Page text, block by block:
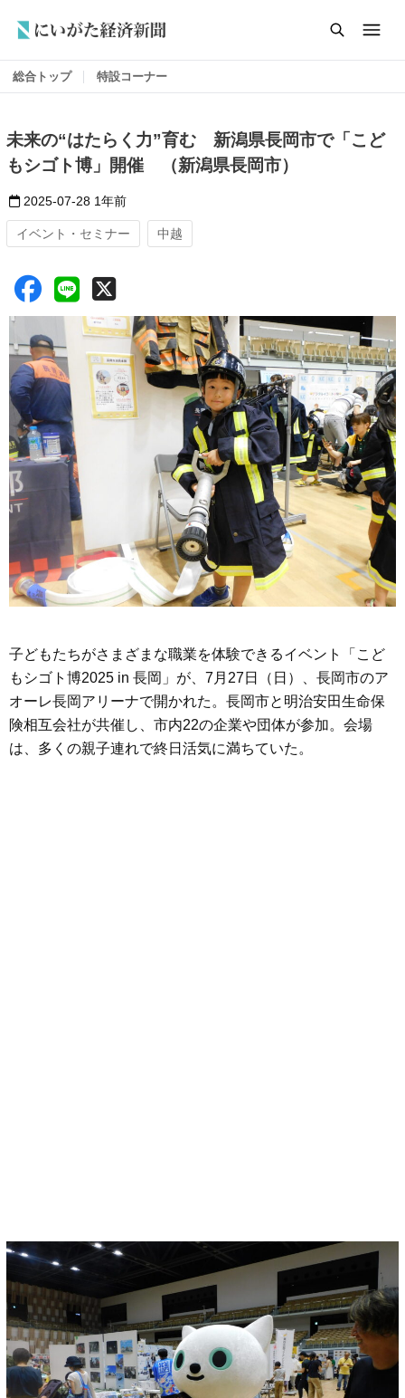
総合トップ 特設コーナー
未来の“はたらく力”育む 新潟県長岡市で「こど
もシゴト博」開催 （新潟県長岡市）
2025-07-28 1年前
イベント・セミナー 中越
子どもたちがさまざまな職業を体験できるイベント「こど
もシゴト博2025 in 長岡」が、7月27日（日）、長岡市のア
オーレ長岡アリーナで開かれた。長岡市と明治安田生命保
険相互会社が共催し、市内22の企業や団体が参加。会場
は、多くの親子連れで終日活気に満ちていた。